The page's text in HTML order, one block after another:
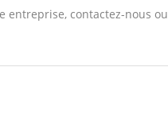
entreprise, contactez-nous ou